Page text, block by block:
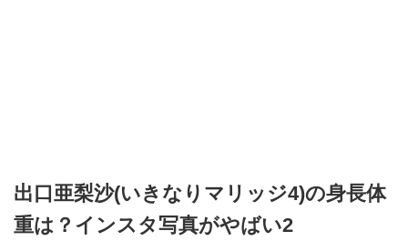
出口亜梨沙(いきなりマリッジ4)の身長体
重は？インスタ写真がやばい2